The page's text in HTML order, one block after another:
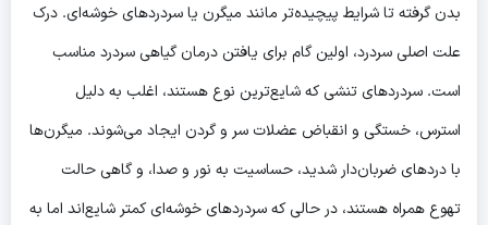
بدن گرفته تا شرایط پیچیده‌تر مانند میگرن یا سردردهای خوشه‌ای. درک
علت اصلی سردرد، اولین گام برای یافتن درمان گیاهی سردرد مناسب
است. سردردهای تنشی که شایع‌ترین نوع هستند، اغلب به دلیل
استرس، خستگی و انقباض عضلات سر و گردن ایجاد می‌شوند. میگرن‌ها
با دردهای ضربان‌دار شدید، حساسیت به نور و صدا، و گاهی حالت
تهوع همراه هستند، در حالی که سردردهای خوشه‌ای کمتر شایع‌اند اما به